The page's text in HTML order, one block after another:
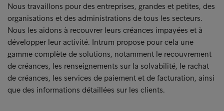
Nous travaillons pour des entreprises, grandes et petites, des
organisations et des administrations de tous les secteurs.
Nous les aidons à recouvrer leurs créances impayées et à
développer leur activité. Intrum propose pour cela une
gamme complète de solutions, notamment le recouvrement
de créances, les renseignements sur la solvabilité, le rachat
de créances, les services de paiement et de facturation, ainsi
que des informations détaillées sur les clients.